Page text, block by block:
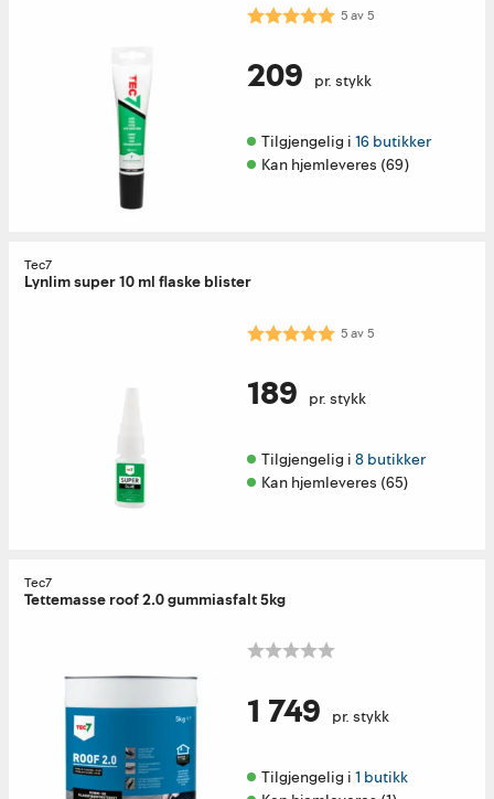
Karakter: 5.0 av 5 mulige
5av5
209 pr. stykk
Tilgjengelig i 16 butikker
Kan hjemleveres (69)
Tec7
Lynlim super 10 ml flaske blister
Karakter: 5.0 av 5 mulige
5av5
189 pr. stykk
Tilgjengelig i 8 butikker
Kan hjemleveres (65)
Tec7
Tettemasse roof 2.0 gummiasfalt 5kg
1 749 pr. stykk
Tilgjengelig i 1 butikk